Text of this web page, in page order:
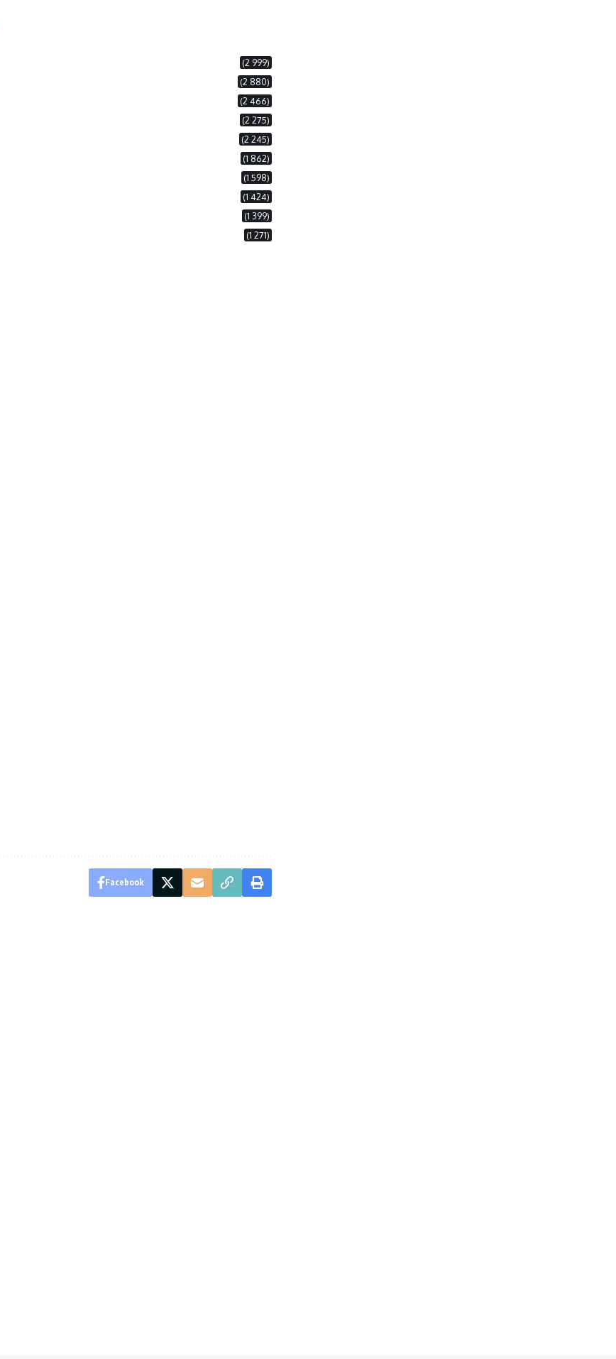
(2 999)
(2 880)
(2 466)
(2 275)
(2 245)
(1 862)
(1 598)
(1 424)
(1 399)
(1 271)
Facebook